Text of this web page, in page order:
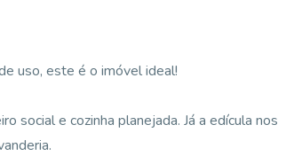
uso, este é o imóvel ideal!
social e cozinha planejada. Já a edícula nos